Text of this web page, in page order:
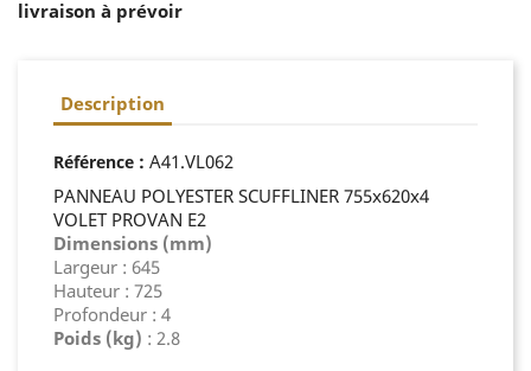
livraison à prévoir
Description
Référence : A41.VL062
PANNEAU POLYESTER SCUFFLINER 755x620x4
VOLET PROVAN E2
Dimensions (mm)
Largeur : 645
Hauteur : 725
Profondeur : 4
Poids (kg) : 2.8